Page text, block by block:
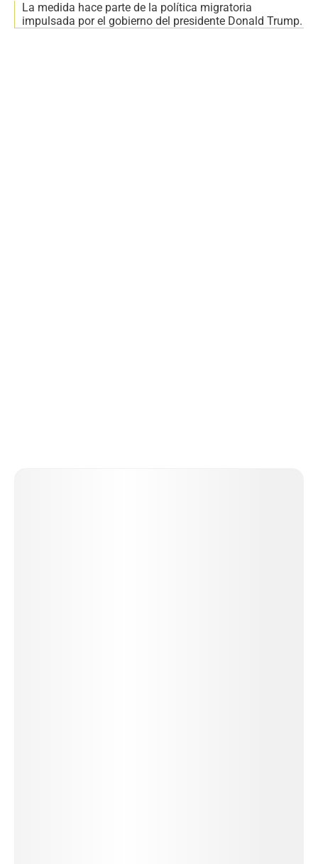
La medida hace parte de la política migratoria
impulsada por el gobierno del presidente Donald Trump.